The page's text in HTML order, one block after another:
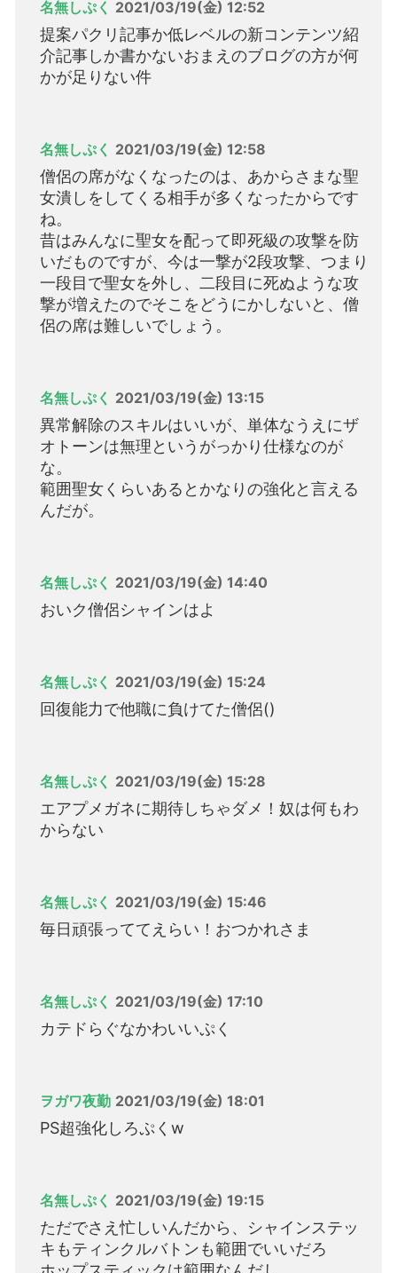
名無しぷく 2021/03/19(金) 12:52
提案パクリ記事か低レベルの新コンテンツ紹
介記事しか書かないおまえのブログの方が何
かが足りない件
名無しぷく 2021/03/19(金) 12:58
僧侶の席がなくなったのは、あからさまな聖
女潰しをしてくる相手が多くなったからです
ね。
昔はみんなに聖女を配って即死級の攻撃を防
いだものですが、今は一撃が2段攻撃、つまり
一段目で聖女を外し、二段目に死ぬような攻
撃が増えたのでそこをどうにかしないと、僧
侶の席は難しいでしょう。
名無しぷく 2021/03/19(金) 13:15
異常解除のスキルはいいが、単体なうえにザ
オトーンは無理というがっかり仕様なのが
な。
範囲聖女くらいあるとかなりの強化と言える
んだが。
名無しぷく 2021/03/19(金) 14:40
おいク僧侶シャインはよ
名無しぷく 2021/03/19(金) 15:24
回復能力で他職に負けてた僧侶()
名無しぷく 2021/03/19(金) 15:28
エアプメガネに期待しちゃダメ！奴は何もわ
からない
名無しぷく 2021/03/19(金) 15:46
毎日頑張っててえらい！おつかれさま
名無しぷく 2021/03/19(金) 17:10
カテドらぐなかわいいぷく
ヲガワ夜勤 2021/03/19(金) 18:01
PS超強化しろぷくw
名無しぷく 2021/03/19(金) 19:15
ただでさえ忙しいんだから、シャインステッ
キもティンクルバトンも範囲でいいだろ